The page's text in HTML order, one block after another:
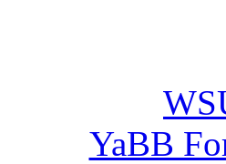
YaBB